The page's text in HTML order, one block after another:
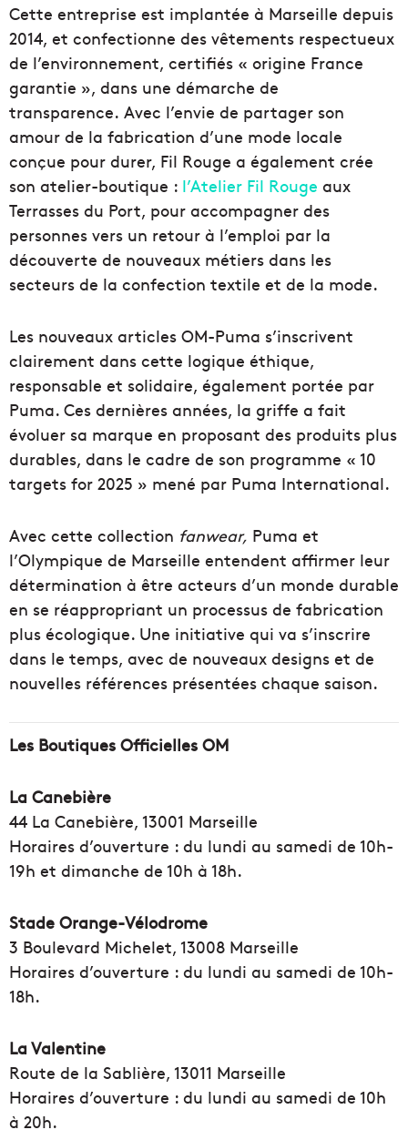
Cette entreprise est implantée à Marseille depuis
2014, et confectionne des vêtements respectueux
de l’environnement, certifiés « origine France
garantie », dans une démarche de
transparence. Avec l’envie de partager son
amour de la fabrication d’une mode locale
conçue pour durer, Fil Rouge a également crée
son atelier-boutique : l’Atelier Fil Rouge aux
Terrasses du Port, pour accompagner des
personnes vers un retour à l’emploi par la
découverte de nouveaux métiers dans les
secteurs de la confection textile et de la mode.
Les nouveaux articles OM-Puma s’inscrivent
clairement dans cette logique éthique,
responsable et solidaire, également portée par
Puma. Ces dernières années, la griffe a fait
évoluer sa marque en proposant des produits plus
durables, dans le cadre de son programme « 10
targets for 2025 » mené par Puma International.
Avec cette collection fanwear, Puma et
l’Olympique de Marseille entendent affirmer leur
détermination à être acteurs d’un monde durable
en se réappropriant un processus de fabrication
plus écologique. Une initiative qui va s’inscrire
dans le temps, avec de nouveaux designs et de
nouvelles références présentées chaque saison.
Les Boutiques Officielles OM
La Canebière
44 La Canebière, 13001 Marseille
Horaires d’ouverture : du lundi au samedi de 10h-
19h et dimanche de 10h à 18h.
Stade Orange-Vélodrome
3 Boulevard Michelet, 13008 Marseille
Horaires d’ouverture : du lundi au samedi de 10h-
18h.
La Valentine
Route de la Sablière, 13011 Marseille
Horaires d’ouverture : du lundi au samedi de 10h
à 20h.